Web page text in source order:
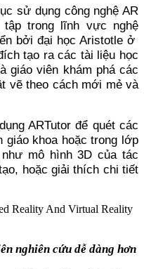
sử dụng công nghệ AR
trong lĩnh vực nghệ
bởi đại học Aristotle ở
tạo ra các tài liệu học
giáo viên khám phá các
vẽ theo cách mới mẻ và
ARTutor để quét các
giáo khoa hoặc trong lớp
mô hình 3D của tác
hoặc giải thích chi tiết
nghiên cứu dễ dàng hơn